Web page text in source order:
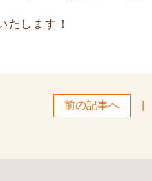
たします！
前の記事へ